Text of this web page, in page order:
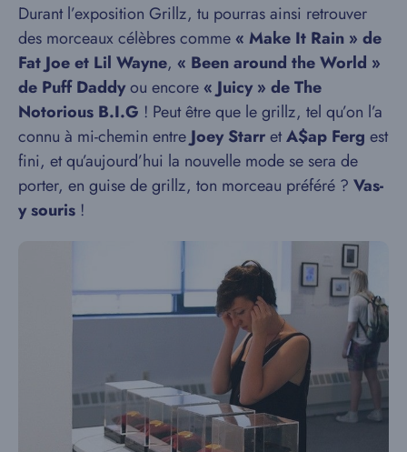
Durant l’exposition Grillz, tu pourras ainsi retrouver
des morceaux célèbres comme« Make It Rain » de
Fat Joe et Lil Wayne, « Been around the World »
de Puff Daddyou encore« Juicy » de The
Notorious B.I.G ! Peut être que le grillz, tel qu’on l’a
connu à mi-chemin entre Joey StarretA$ap Ferg est
fini, et qu’aujourd’hui la nouvelle mode se sera de
porter, en guise de grillz, ton morceau préféré ? Vas-
y souris !